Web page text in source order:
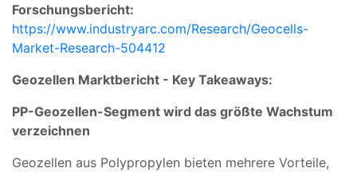
Forschungsbericht:
https://www.industryarc.com/Research/Geocells-
Market-Research-504412
Geozellen Marktbericht - Key Takeaways:
PP-Geozellen-Segment wird das größte Wachstum
verzeichnen
Geozellen aus Polypropylen bieten mehrere Vorteile,